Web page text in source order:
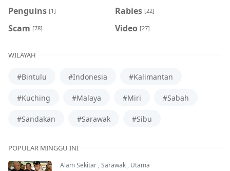
Penguins [1] Rabies [22]
Scam [78] Video [27]
WILAYAH
#Bintulu #Indonesia #Kalimantan
#Kuching #Malaya #Miri #Sabah
#Sandakan #Sarawak #Sibu
POPULAR MINGGU INI
Alam Sekitar ,Sarawak , Utama